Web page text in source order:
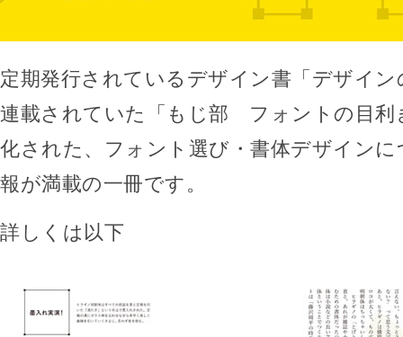
定期発行されているデザイン書「デザイ
連載されていた「もじ部 フォントの目利
化された、フォント選び・書体デザイン
報が満載の一冊です。
詳しくは以下